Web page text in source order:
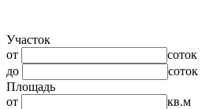
Участок
от
соток
до
соток
Площадь
от
кв.м